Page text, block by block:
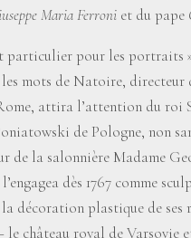
Maria Ferroni et du pape
particulier pour les portraits
mots de Natoire, directeur
attira l’attention du roi
de Pologne, non
de la salonnière Madame
dès 1767 comme
décoration plastique de ses
le château royal de Varsovie